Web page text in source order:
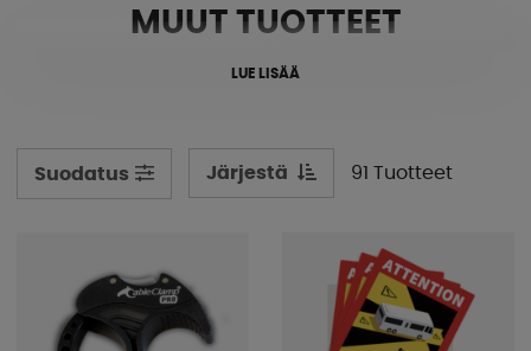
MUUT TUOTTEET
LUE LISÄÄ
Suodatus Järjestä 91 Tuotteet